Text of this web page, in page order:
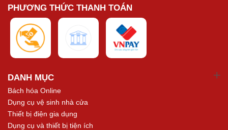
PHƯƠNG THỨC THANH TOÁN
DANH MỤC
Bách hóa Online
Dụng cụ vệ sinh nhà cửa
Thiết bị điện gia dụng
Dụng cụ và thiết bị tiện ích